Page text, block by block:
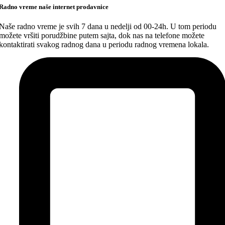
vreme naše internet prodavnice
radno vreme je svih 7 dana u nedelji od 00-24h. U tom periodu
vršiti porudžbine putem sajta, dok nas na telefone možete
svakog radnog dana u periodu radnog vremena lokala.